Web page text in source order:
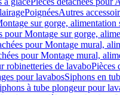
PoignéesAutres
sur gorge, alimentation
pour Montage sur gorge,
pour Montage mural,
pour Montage mural,
robinetteries de lavaboPièces
pour lavabosSiphons en
à tube plongeur pour